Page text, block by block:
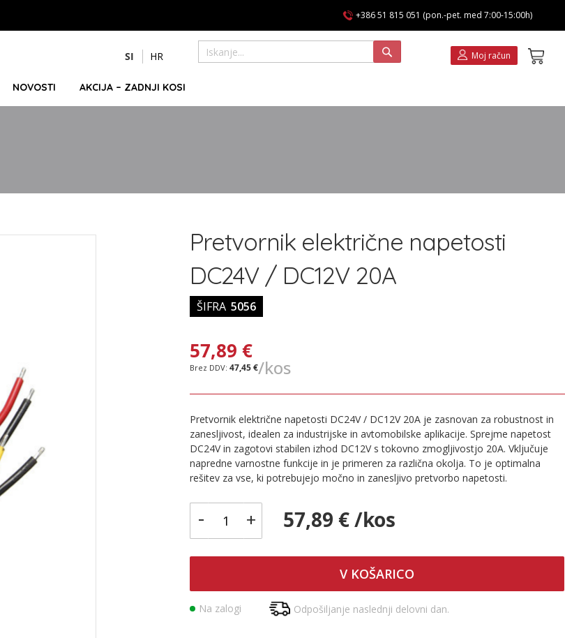
+386 51 815 051 (pon.-pet. med 7:00-15:00h)
na
SI HR Moj račun
NOVOSTI AKCIJA – ZADNJI KOSI
Pretvornik električne napetosti
DC24V / DC12V 20A
ŠIFRA 5056
57,89 €
47,45 €/kos
Pretvornik električne napetosti DC24V / DC12V 20A je zasnovan za robustnost in
zanesljivost, idealen za industrijske in avtomobilske aplikacije. Sprejme napetost
DC24V in zagotovi stabilen izhod DC12V s tokovno zmogljivostjo 20A. Vključuje
napredne varnostne funkcije in je primeren za različna okolja. To je optimalna
rešitev za vse, ki potrebujejo močno in zanesljivo pretvorbo napetosti.
- + 57,89 € /kos
V KOŠARICO
Na zalogi Odpošiljanje naslednji delovni dan.